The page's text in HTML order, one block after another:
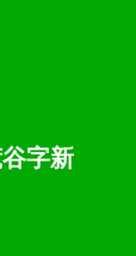
字新